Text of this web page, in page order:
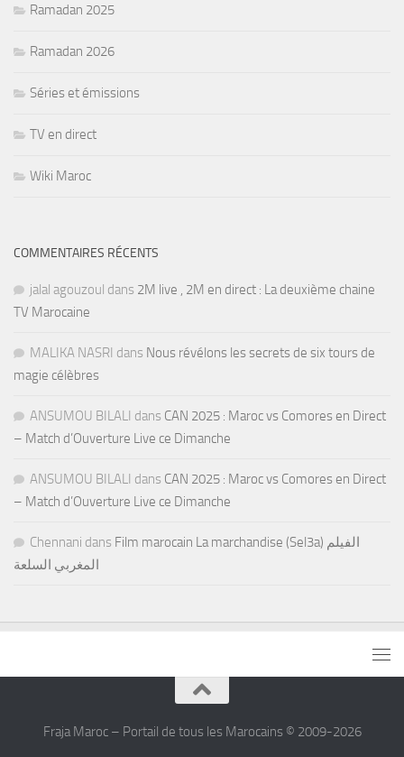
Ramadan 2025
Ramadan 2026
Séries et émissions
TV en direct
Wiki Maroc
COMMENTAIRES RÉCENTS
jalal agouzoul dans 2M live , 2M en direct : La deuxième chaine
TV Marocaine
MALIKA NASRI dans Nous révélons les secrets de six tours de
magie célèbres
ANSUMOU BILALI dans CAN 2025 : Maroc vs Comores en Direct
– Match d’Ouverture Live ce Dimanche
ANSUMOU BILALI dans CAN 2025 : Maroc vs Comores en Direct
– Match d’Ouverture Live ce Dimanche
Chennani dans Film marocain La marchandise (Sel3a) الفيلم
المغربي السلعة
Fraja Maroc – Portail de tous les Marocains © 2009-2026